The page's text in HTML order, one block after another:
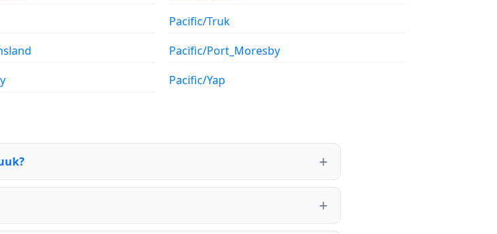
Pacific/Truk
Pacific/Port_Moresby
Pacific/Yap